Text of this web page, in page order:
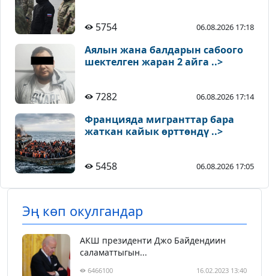
5754 06.08.2026 17:18
Аялын жана балдарын сабоого
шектелген жаран 2 айга ..>
7282 06.08.2026 17:14
Францияда мигранттар бара
жаткан кайык өрттөндү ..>
5458 06.08.2026 17:05
Эң көп окулгандар
АКШ президенти Джо Байдендиин
саламаттыгын...
6466100 16.02.2023 13:40